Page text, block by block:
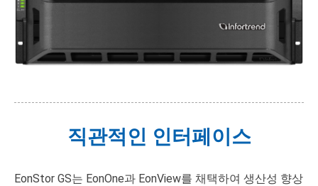
직관적인 인터페이스
EonStor GS는 EonOne과 EonView를 채택하여 생산성 향상